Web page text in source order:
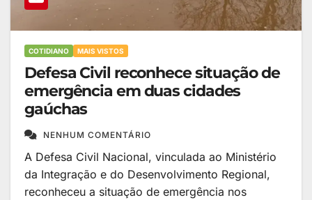
COTIDIANO MAIS VISTOS
Defesa Civil reconhece situação de
emergência em duas cidades
gaúchas
NENHUM COMENTÁRIO
A Defesa Civil Nacional, vinculada ao Ministério
da Integração e do Desenvolvimento Regional,
reconheceu a situação de emergência nos